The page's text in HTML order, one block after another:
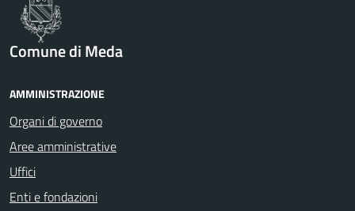
Comune di Meda
AMMINISTRAZIONE
Organi di governo
Aree amministrative
Uffici
Enti e fondazioni